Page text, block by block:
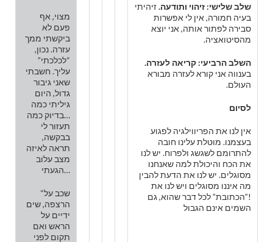
מצוי, אף
פעם לא
ביקשתי ממך
עזרה. נכון,
“לכלכתי”
עליך. חשבתי
שאני גיבור
גדול, היום
גיליתי כמה
בדיוק כמה…
תעזור לי
בבקשה,
תראה לאיזה
מצב עלוב
הגעתי…
“שכב על
הרצפה, שים
ידיים על
הראש ואם
תקום לפני
שלב שלישי: זיהוי ותודעה.זיהיתי
בעיה חמורה, אין לי אפשרות
סבירה לפתור אותה, אני יוצא
מהסיטואציה.
השלב הרביעי: קריאה לעזרה.
בענווה אני קורא לעזרה מבורא
העולם.
לסיום
אין לנו את הפריווילגיה לפגוע
בעצמנו. מוטלת עלינו חובה
להתרומם לשגשג ולפרוח. יש לנו
את הכח והיכולת למה שאנחנו
מסוגלים. יש לנו את הדעת להבין
מה איננו מסוגלים ויש לנו את
!”הכתובת” לכל דבר שהוא, גם
השמים אינם הגבול